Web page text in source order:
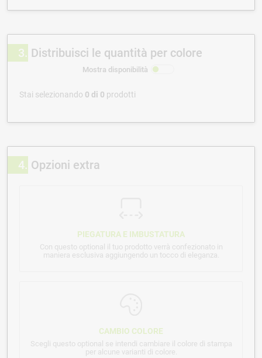
3 Distribuisci le quantità per colore
Mostra disponibilità
Stai selezionando 0 di 0 prodotti
4 Opzioni extra
PIEGATURA E IMBUSTATURA
Con questo optional il tuo prodotto verrà confezionato in
maniera esclusiva aggiungendo un tocco di eleganza.
CAMBIO COLORE
Scegli questo optional se intendi cambiare il colore di stampa
per alcune varianti di colore.